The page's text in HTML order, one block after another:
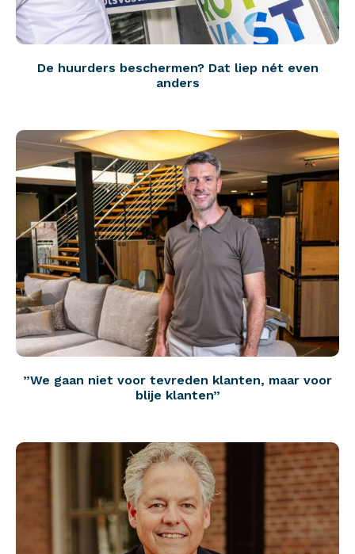
De huurders beschermen? Dat liep nét even
anders
”We gaan niet voor tevreden klanten, maar voor
blije klanten”